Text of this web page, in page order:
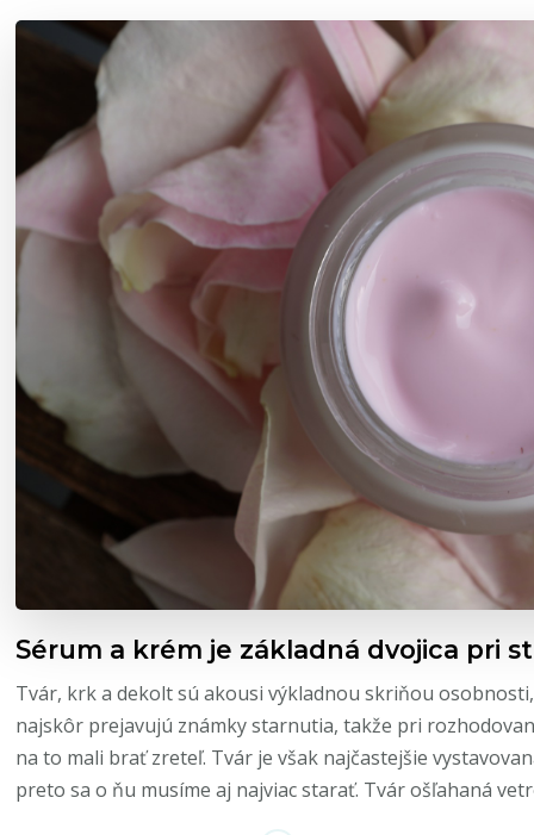
Sérum a krém je základná dvojica pri
Tvár, krk a dekolt sú akousi výkladnou skriňou
najskôr prejavujú známky starnutia, takže pri
na to mali brať zreteľ. Tvár je však najčastejšie
preto sa o ňu musíme aj najviac starať. Tvár ošľahaná